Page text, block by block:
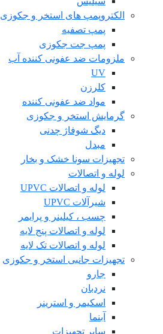
الکتروپمپ های استخر و جکوزی
پمپ تصفیه
پمپ جت جکوزی
ملزومات ضد عفونی کننده آب
UV
کلرزن
مواد ضد عفونی کننده
گرمایش استخر و جکوزی
دیگ شوفاژ چدنی
مبدل
تجهیزات سونا خشک و بخار
لوله و اتصالات
لوله و اتصالات UPVC
شیرآلات UPVC
چسب ، کیلینر و پرایمر
لوله و اتصالات پنج لایه
لوله و اتصالات تک لایه
تجهیزات جانبی استخر و جکوزی
جارو
نردبان
اسکیمر و استرینر
آبنما
سایر تجهیزات